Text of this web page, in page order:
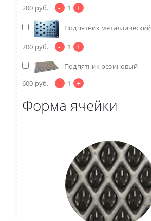
200 руб. - 1 +
Подпятник металлический
700 руб. - 1 +
Подпятник резиновый
600 руб. - 1 +
Форма ячейки